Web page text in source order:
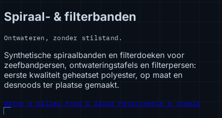
Spiraal- & filterbanden
Ontwateren, zonder stilstand.
Synthetische spiraalbanden en filterdoeken voor
zeefbandpersen, ontwateringstafels en filterpersen:
eerste kwaliteit geheatset polyester, op maat en
desnoods ter plaatse gemaakt.
Water & milieu Food & farma Petrochemie & chemie